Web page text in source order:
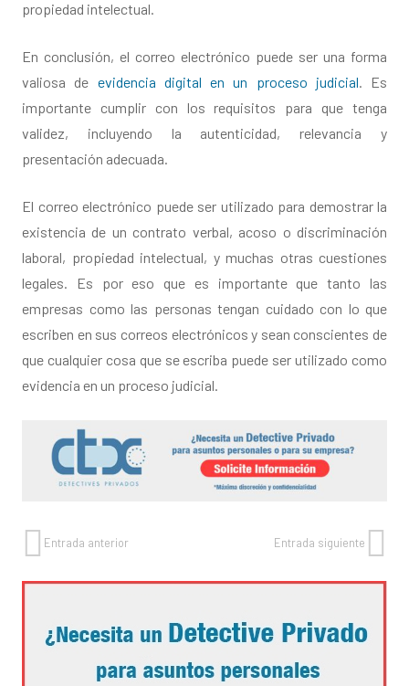
propiedad intelectual.
En conclusión, el correo electrónico puede ser una forma
valiosa de evidencia digital en un proceso judicial. Es
importante cumplir con los requisitos para que tenga
validez, incluyendo la autenticidad, relevancia y
presentación adecuada.
El correo electrónico puede ser utilizado para demostrar la
existencia de un contrato verbal, acoso o discriminación
laboral, propiedad intelectual, y muchas otras cuestiones
legales. Es por eso que es importante que tanto las
empresas como las personas tengan cuidado con lo que
escriben en sus correos electrónicos y sean conscientes de
que cualquier cosa que se escriba puede ser utilizado como
evidencia en un proceso judicial.
Entrada anterior Entrada siguiente